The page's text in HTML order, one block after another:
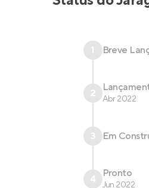
1 Breve
2 Abr 2022
3 Em
4 Pronto
Jun 2022